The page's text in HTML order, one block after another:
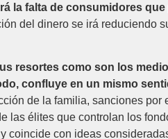
la falta de consumidores
del dinero se irá reduciendo
resortes como son los
confluye en un mismo
de la familia, sanciones
las élites que controlan los
coincide con ideas